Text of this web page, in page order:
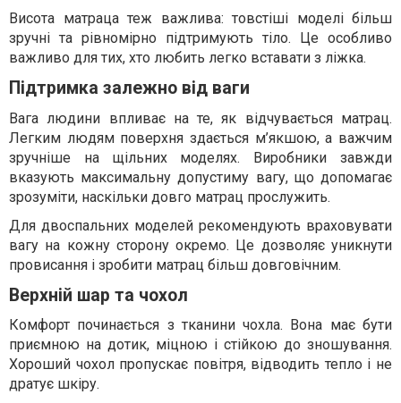
Висота матраца теж важлива: товстіші моделі більш
зручні та рівномірно підтримують тіло. Це особливо
важливо для тих, хто любить легко вставати з ліжка.
Підтримка залежно від ваги
Вага людини впливає на те, як відчувається матрац.
Легким людям поверхня здається м’якшою, а важчим
зручніше на щільних моделях. Виробники завжди
вказують максимальну допустиму вагу, що допомагає
зрозуміти, наскільки довго матрац прослужить.
Для двоспальних моделей рекомендують враховувати
вагу на кожну сторону окремо. Це дозволяє уникнути
провисання і зробити матрац більш довговічним.
Верхній шар та чохол
Комфорт починається з тканини чохла. Вона має бути
приємною на дотик, міцною і стійкою до зношування.
Хороший чохол пропускає повітря, відводить тепло і не
дратує шкіру.